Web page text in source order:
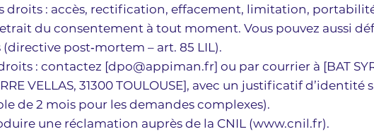
droits : accès, rectification, effacement, limitation,
du consentement à tout moment. Vous pouvez aussi
post‑mortem – art. 85 LIL).
: contactez [dpo@appiman.fr] ou par courrier à [BAT
VELLAS, 31300 TOULOUSE], avec un justificatif d’identité
de 2 mois pour les demandes complexes).
une réclamation auprès de la CNIL (www.cnil.fr).